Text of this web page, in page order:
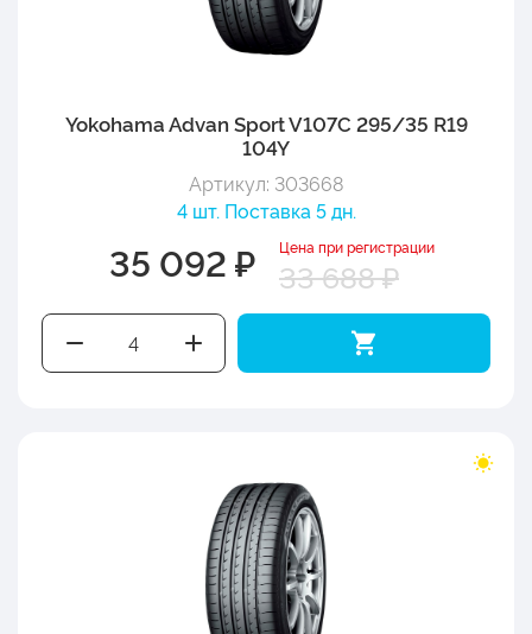
Yokohama Advan Sport V107C 295/35 R19
104Y
Артикул: 303668
4 шт. Поставка 5 дн.
35 092 ₽ Цена при регистрации
33 688 ₽